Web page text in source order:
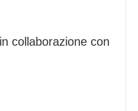
collaborazione con